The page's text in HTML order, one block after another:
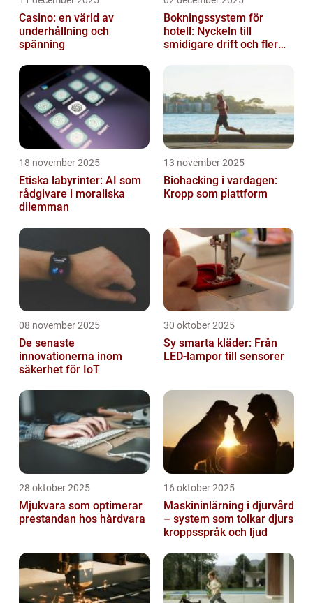
Casino: en värld av
underhållning och
spänning
Bokningssystem för
hotell: Nyckeln till
smidigare drift och fler
18 november 2025
Etiska labyrinter: AI som
rådgivare i moraliska
dilemman
13 november 2025
Biohacking i vardagen:
Kropp som plattform
08 november 2025
De senaste
innovationerna inom
säkerhet för IoT
30 oktober 2025
Sy smarta kläder: Från
LED-lampor till sensorer
28 oktober 2025
Mjukvara som optimerar
prestandan hos hårdvara
16 oktober 2025
Maskininlärning i djurvård
– system som tolkar djurs
kroppsspråk och ljud